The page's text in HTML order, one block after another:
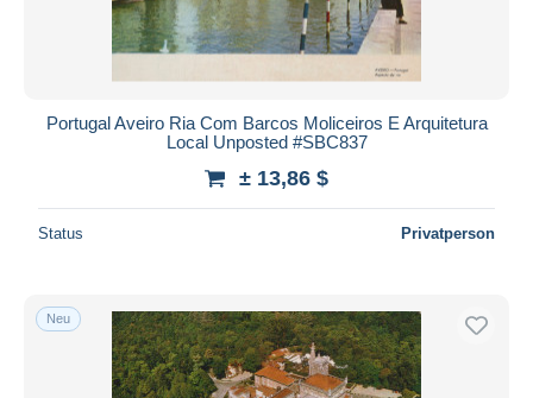
Portugal Aveiro Ria Com Barcos Moliceiros E Arquitetura
Local Unposted #SBC837
± 13,86 $
Status Privatperson
Neu